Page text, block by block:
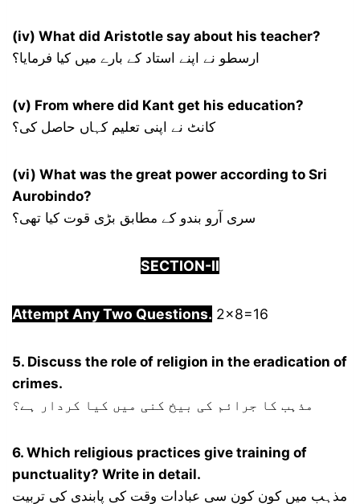
(iv) What did Aristotle say about his teacher?
ارسطو نے اپنے استاد کے بارے میں کیا فرمایا؟
(v) From where did Kant get his education?
کانٹ نے اپنی تعلیم کہاں حاصل کی؟
(vi) What was the great power according to Sri
Aurobindo?
سری آرو بندو کے مطابق بڑی قوت کیا تھی؟
SECTION-II
Attempt Any Two Questions. 2×8=16
5. Discuss the role of religion in the eradication of
crimes.
مذہب کا جرائم کی بیخ کنی میں کیا کردار ہے؟
6. Which religious practices give training of
punctuality? Write in detail.
مذہب میں کون کون سی عبادات وقت کی پابندی کی تربیت